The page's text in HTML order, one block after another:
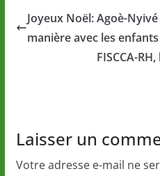
Joyeux Noël: Agoè-
manière avec les enfants
FISCCA-
Laisser un
Votre adresse e-mail ne